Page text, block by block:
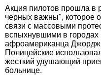
Акция пилотов прошла в
черных важны", которое
связи с массовыми
вспыхнувшими в
афроамериканца
Полицейские
жесткий удушающий
больнице.